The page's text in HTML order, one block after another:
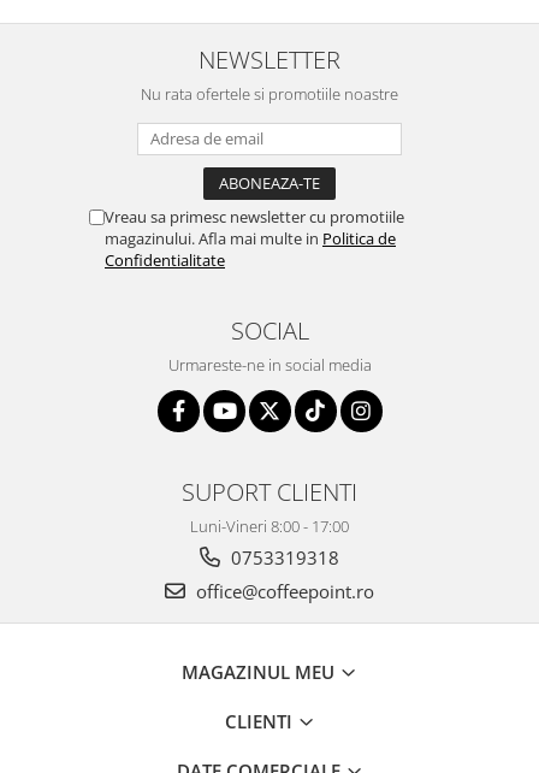
NEWSLETTER
Nu rata ofertele si promotiile noastre
Vreau sa primesc newsletter cu promotiile
magazinului. Afla mai multe in Politica de
Confidentialitate
SOCIAL
Urmareste-ne in social media
SUPORT CLIENTI
Luni-Vineri 8:00 - 17:00
0753319318
office@coffeepoint.ro
MAGAZINUL MEU
CLIENTI